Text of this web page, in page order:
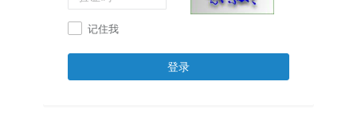
记住我
登录